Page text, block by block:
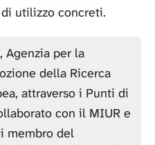
utilizzo concreti.
Agenzia per la
della Ricerca
attraverso i Punti di
con il MIUR e
membro del